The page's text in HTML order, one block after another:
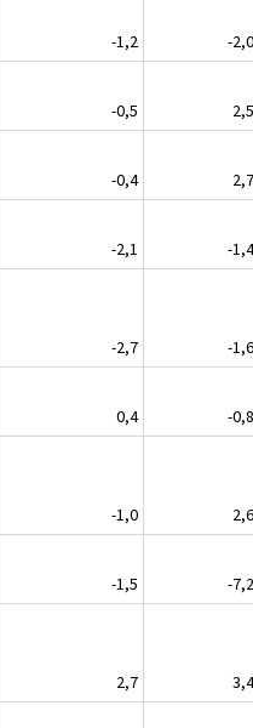
-1,2
-2,0
-0,5
2,5
-0,4
2,7
-2,1
-1,4
-2,7
-1,6
0,4
-0,8
-1,0
2,6
-1,5
-7,2
2,7
3,4